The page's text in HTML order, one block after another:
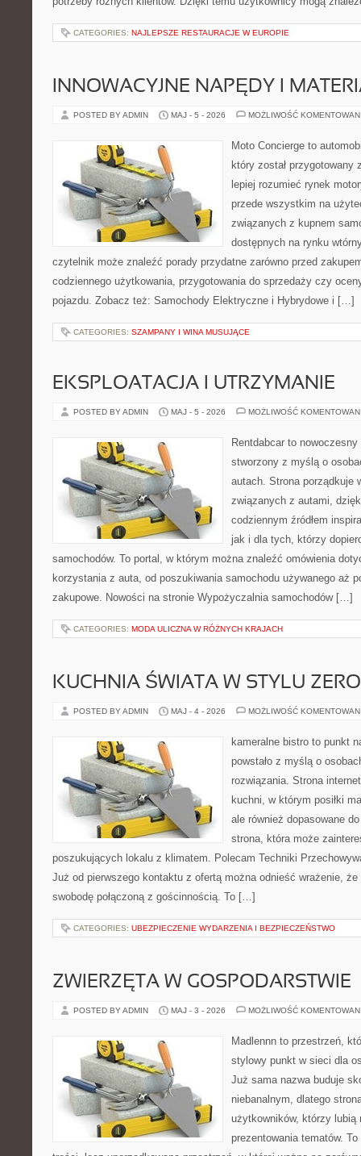
CATEGORIES: NAJLEPSZE RESTAURACJE W EUROPIE
INNOWACYJNE NAPĘDY I
POSTED BY ADMIN MAJ - 5 - 2026 MOŻLIWOŚĆ
Moto Concierge to
który został
lepiej rozumieć rynek
przede wszystkim na
związanych z kupnem
dostępnych na rynku
czytelnik może znaleźć porady przydatne zarówno przed
codziennego użytkowania, przygotowania do sprzedaży czy
pojazdu. Zobacz też: Samochody Elektryczne i Hybrydowe i […]
CATEGORIES: SZAMPANY I WINA MUSUJĄCE
EKSPLOATACJA I UTRZYMANIE
POSTED BY ADMIN MAJ - 5 - 2026 MOŻLIWOŚĆ
Rentdabcar to
stworzony z myślą o
autach. Strona porządkuje
związanych z autami,
codziennym źródłem
jak i dla tych, którzy
samochodów. To portal, w którym można znaleźć omówienia
korzystania z auta, od poszukiwania samochodu używanego aż
zakupowe. Nowości na stronie Wypożyczalnia samochodów […]
CATEGORIES: MODA ULICZNA W RÓŻNYCH KRAJACH
KUCHNIA ŚWIATA W STYLU
POSTED BY ADMIN MAJ - 4 - 2026 MOŻLIWOŚĆ
kameralne bistro to punkt
powstało z myślą o
rozwiązania. Strona
kuchni, w którym posiłki
ale również dopasowane
strona, która może
poszukujących lokalu z klimatem. Polecam Techniki
Już od pierwszego kontaktu z ofertą można odnieść wrażenie,
swobodę połączoną z gościnnością. To […]
CATEGORIES: UBEZPIECZENIE WYDARZENIA I BEZPIECZEŃSTWO
ZWIERZĘTA W GOSPODARSTWIE
POSTED BY ADMIN MAJ - 3 - 2026 MOŻLIWOŚĆ
Madlennn to przestrzeń,
stylowy punkt w sieci dla
Już sama nazwa buduje
niebanalnym, dlatego
użytkowników, którzy lubią
prezentowania tematów.